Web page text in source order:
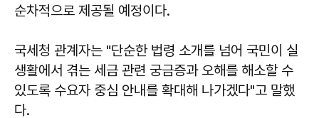
순차적으로 제공될 예정이다.
국세청 관계자는 "단순한 법령 소개를 넘어 국민이 실
생활에서 겪는 세금 관련 궁금증과 오해를 해소할 수
있도록 수요자 중심 안내를 확대해 나가겠다"고 말했
다.